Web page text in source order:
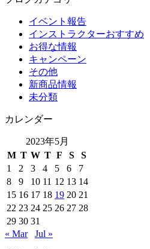
イベント報告
インストラクターおすすめ
お得な情報
キャンペーン
その他
新商品情報
未分類
カレンダー
2023年5月
M T W T F S
S
1
2 3 4 5 6
7
8
9 10 11 12 13 14
15 16 17 18 19 20 21
22 23 24 25 26 27 28
29 30 31
« Mar
Jul »